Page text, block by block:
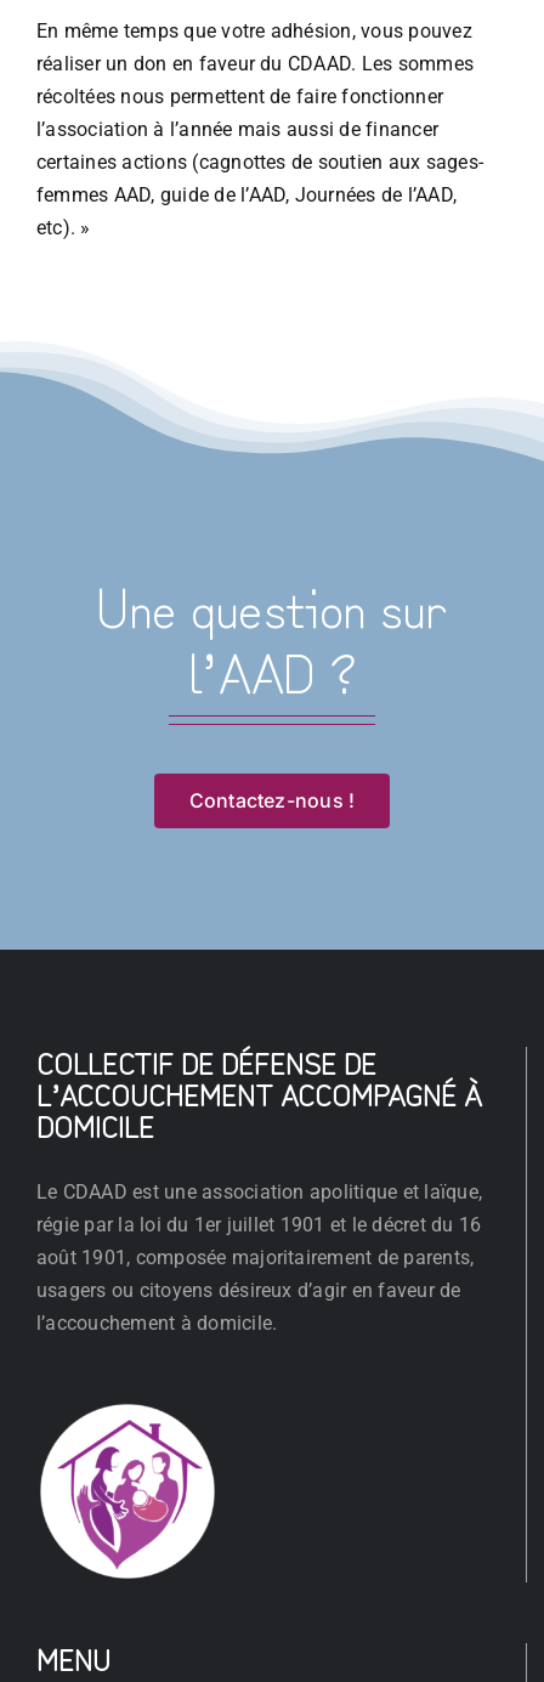
En même temps que votre adhésion, vous pouvez
réaliser un don en faveur du CDAAD. Les sommes
récoltées nous permettent de faire fonctionner
l’association à l’année mais aussi de financer
certaines actions (cagnottes de soutien aux sages-
femmes AAD, guide de l’AAD, Journées de l’AAD,
etc). »
Une question sur
l’AAD ?
Contactez-nous !
COLLECTIF DE DÉFENSE DE
L’ACCOUCHEMENT ACCOMPAGNÉ À
DOMICILE
Le CDAAD est une association apolitique et laïque,
régie par la loi du 1er juillet 1901 et le décret du 16
août 1901, composée majoritairement de parents,
usagers ou citoyens désireux d’agir en faveur de
l’accouchement à domicile.
MENU